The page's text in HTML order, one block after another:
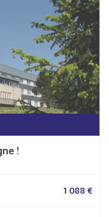
!
1 088 €